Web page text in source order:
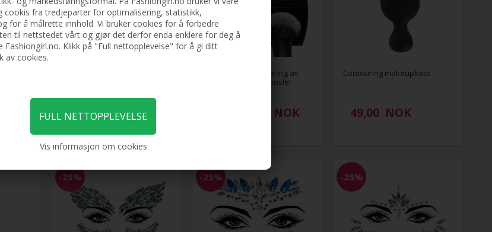
cookis fra tredjeparter for optimalisering, statistikk,
for å målrette innhold. Vi bruker cookies for å forbedre
til nettstedet vårt og gjør det derfor enda enklere for deg å
Fashiongirl.no. Klikk på "Full nettopplevelse" for å gi ditt
av cookies.
Vis informasjon om cookies
119,00 88,88 NOK
Brushegg for rengjøring av
sminkekoster og pensler
NOK
Contouring makeupkost
49,00 NOK
-25% -25% -25%